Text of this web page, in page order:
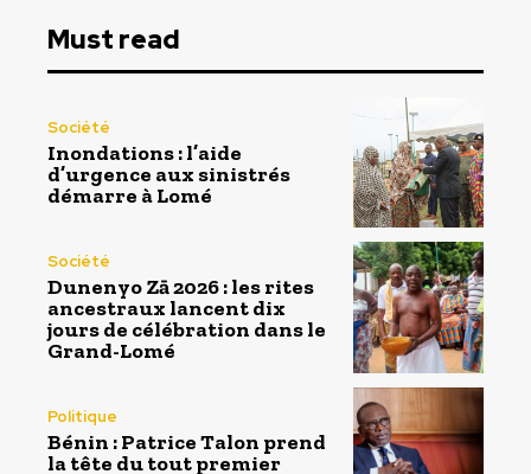
Must read
Société
Inondations : l’aide
d’urgence aux sinistrés
démarre à Lomé
Société
Dunenyo Zā 2026 : les rites
ancestraux lancent dix
jours de célébration dans le
Grand-Lomé
Politique
Bénin : Patrice Talon prend
la tête du tout premier